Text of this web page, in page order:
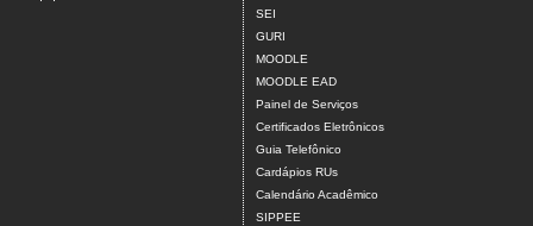
SEI
GURI
MOODLE
MOODLE EAD
Painel de Serviços
Certificados Eletrônicos
Guia Telefônico
Cardápios RUs
Calendário Acadêmico
SIPPEE